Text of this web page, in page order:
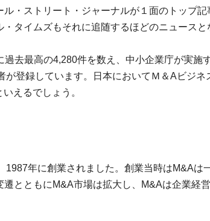
・ストリート・ジャーナルが１面のトップ記
タイムズもそれに追随するほどのニュースと
去最高の4,280件を数え、中小企業庁が実施
登録しています。日本においてＭ＆Aビジネ
えるでしょう。
年に創業されました。創業当時はM&Aは
とともにM&A市場は拡大し、M&Aは企業経